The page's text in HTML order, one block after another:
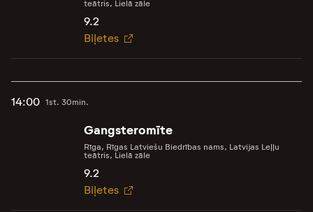
teātris, Lielā zāle
9.2
Biļetes
14:00 1st. 30min.
Gangsteromīte
Rīga, Rīgas Latviešu Biedrības nams, Latvijas Leļļu
teātris, Lielā zāle
9.2
Biļetes